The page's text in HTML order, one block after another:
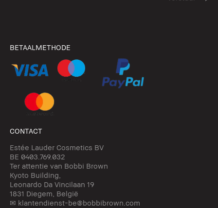
BETAALMETHODE
CONTACT
Estée Lauder Cosmetics BV
BE 0403.769.032
Ter attentie van Bobbi Brown
Kyoto Building,
Leonardo Da Vincilaan 19
1831 Diegem, België
✉ klantendienst-be@bobbibrown.com